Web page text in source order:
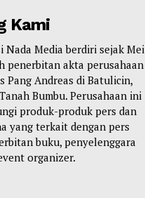
Kami
Nada Media berdiri sejak Mei
penerbitan akta perusahaan
Pang Andreas di Batulicin,
Bumbu. Perusahaan ini
produk-produk pers dan
yang terkait dengan pers
buku, penyelenggara
organizer.